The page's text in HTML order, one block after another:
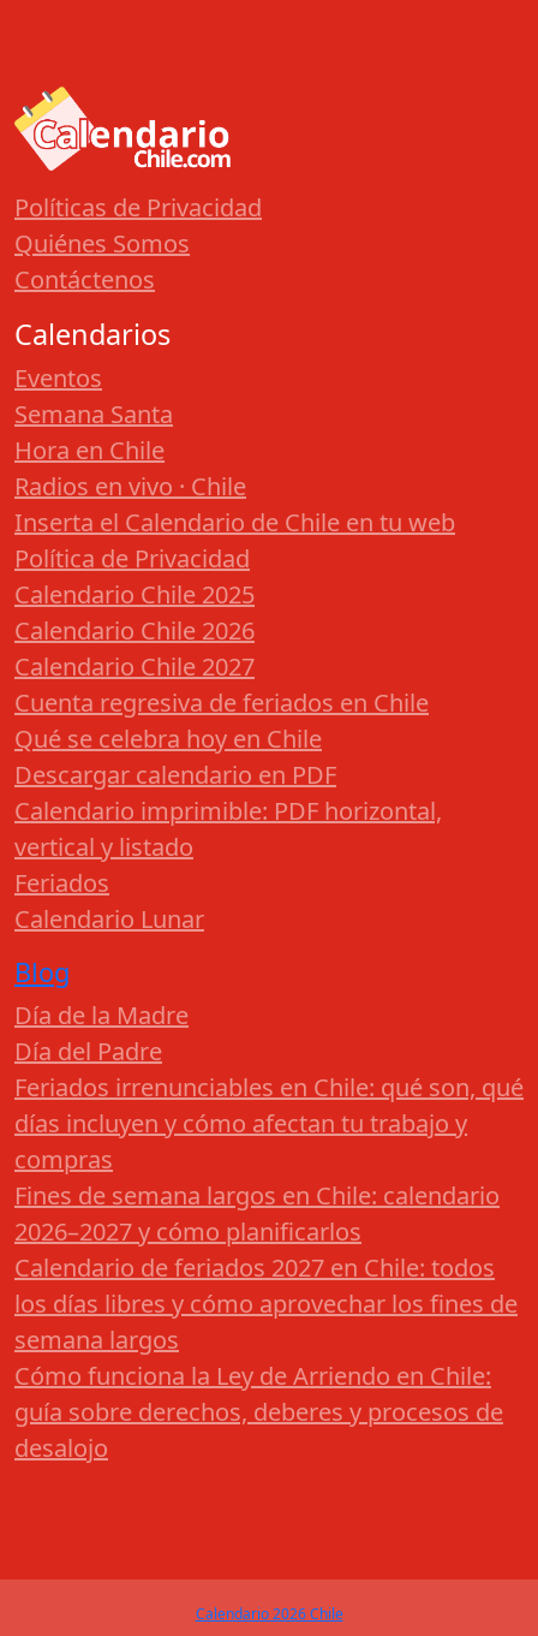
Políticas de Privacidad
Quiénes Somos
Contáctenos
Calendarios
Eventos
Semana Santa
Hora en Chile
Radios en vivo · Chile
Inserta el Calendario de Chile en tu web
Política de Privacidad
Calendario Chile 2025
Calendario Chile 2026
Calendario Chile 2027
Cuenta regresiva de feriados en Chile
Qué se celebra hoy en Chile
Descargar calendario en PDF
Calendario imprimible: PDF horizontal,
vertical y listado
Feriados
Calendario Lunar
Blog
Día de la Madre
Día del Padre
Feriados irrenunciables en Chile: qué son, qué
días incluyen y cómo afectan tu trabajo y
compras
Fines de semana largos en Chile: calendario
2026–2027 y cómo planificarlos
Calendario de feriados 2027 en Chile: todos
los días libres y cómo aprovechar los fines de
semana largos
Cómo funciona la Ley de Arriendo en Chile:
guía sobre derechos, deberes y procesos de
desalojo
Calendario 2026 Chile